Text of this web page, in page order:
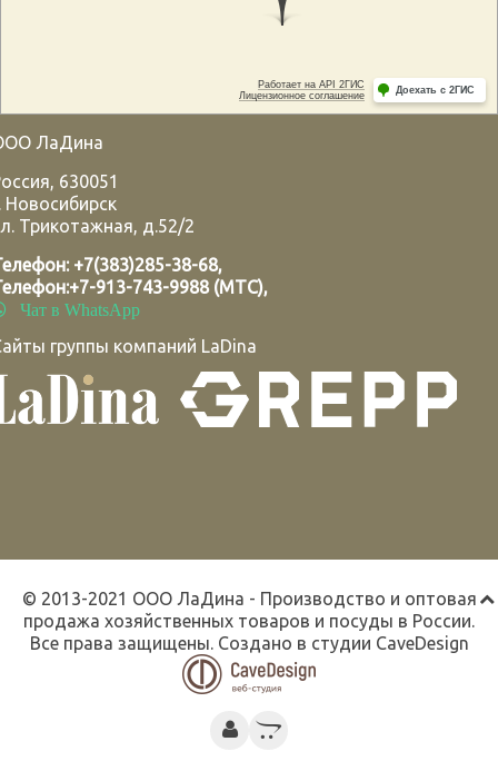
ЛаДина
, 630051
Новосибирск
Трикотажная, д.52/2
+7(383)285-38-68,
+7-913-743-9988 (МТС),
Чат в WhatsApp
группы компаний LaDina
© 2013-2021 ООО ЛаДина - Производство и оптовая
продажа хозяйственных товаров и посуды в России.
Все права защищены. Создано в студии CaveDesign